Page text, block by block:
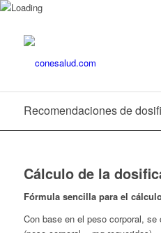
Recomendaciones de
Cálculo de la
Fórmula sencilla para el
Con base en el peso corporal,